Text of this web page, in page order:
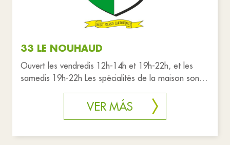
33 LE NOUHAUD
Ouvert les vendredis 12h-14h et 19h-22h, et les
samedis 19h-22h Les spécialités de la maison sont
VER MÁS